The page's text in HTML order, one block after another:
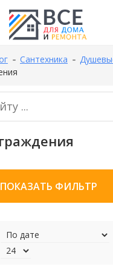
Сантехника
ПОКАЗАТЬ ФИЛЬТР